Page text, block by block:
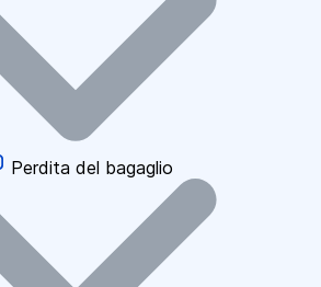
Perdita del bagaglio